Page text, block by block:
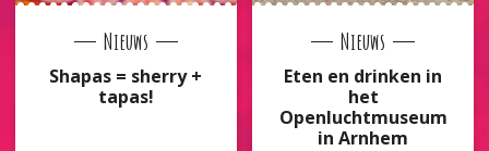
Nieuws
Shapas = sherry +
tapas!
Nieuws
Eten en drinken in
het
Openluchtmuseum
in Arnhem